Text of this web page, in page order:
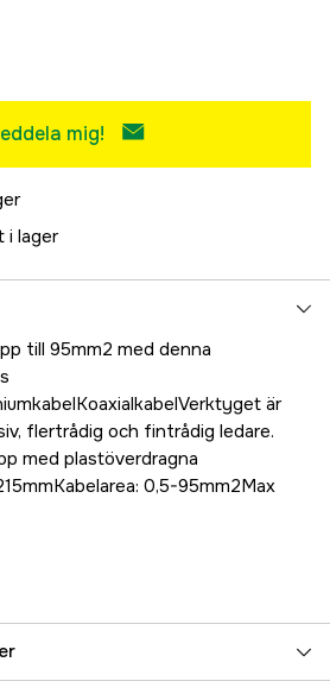
mig!
i lager
till 95mm2 med denna
är
flertrådig och fintrådig ledare.
med plastöverdragna
0,5-95mm2Max